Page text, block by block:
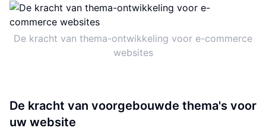
De kracht van thema-ontwikkeling voor e-commerce
websites
De kracht van voorgebouwde thema's voor
uw website